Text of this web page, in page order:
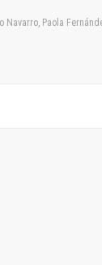
Navarro, Paola